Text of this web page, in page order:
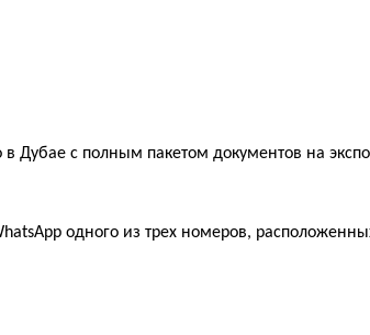
Дубае с полным пакетом документов на
одного из трех номеров,